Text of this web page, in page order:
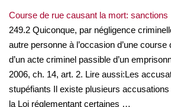
Course de rue causant la mort: sanctions
249.2 Quiconque, par négligence
autre personne à l’occasion d’une
d’un acte criminel passible d’un
2006, ch. 14, art. 2. Lire aussi:Les
stupéfiants Il existe plusieurs
la Loi réglementant certaines …